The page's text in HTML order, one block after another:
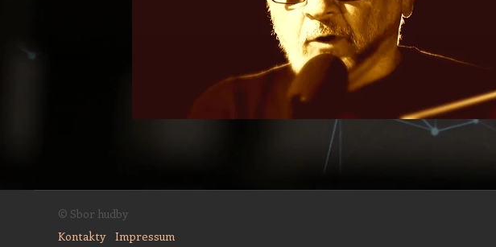
© Sbor hudby
Kontakty
Impressum